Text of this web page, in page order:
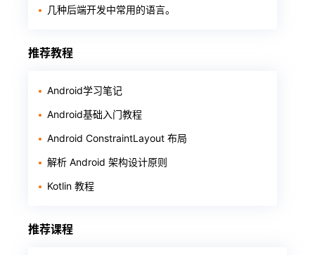
几种后端开发中常用的语言。
推荐教程
Android学习笔记
Android基础入门教程
Android ConstraintLayout 布局
解析 Android 架构设计原则
Kotlin 教程
推荐课程